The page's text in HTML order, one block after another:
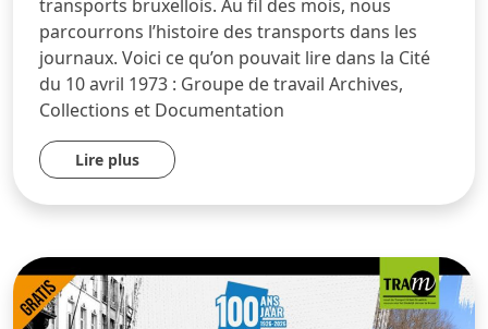
transports bruxellois. Au fil des mois, nous
parcourrons l’histoire des transports dans les
journaux. Voici ce qu’on pouvait lire dans la Cité
du 10 avril 1973 : Groupe de travail Archives,
Collections et Documentation
Lire plus